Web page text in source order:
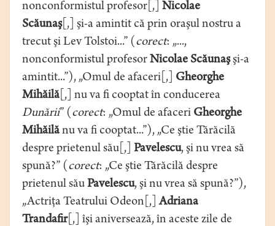
nonconformistul profesor[,] Nicolae
Scăunaş[,] şi-a amintit că prin oraşul nostru a
trecut şi Lev Tolstoi...” (corect: „...,
nonconformistul profesorNicolae Scăunaşşi-a
amintit...”), „Omul de afaceri[,] Gheorghe
Mihăilă[,] nu va fi cooptat în conducerea
Dunării” (corect: „Omul de afaceri Gheorghe
Mihăilănu va fi cooptat...”), „Ce ştie Tărăcilă
despre prietenul său[,] Pavelescu, şi nu vrea să
spună?” (corect: „Ce ştie Tărăcilă despre
prietenul săuPavelescu, şi nu vrea să spună?”),
„Actriţa Teatrului Odeon[,]Adriana
Trandafir[,] îşi aniversează, în aceste zile de